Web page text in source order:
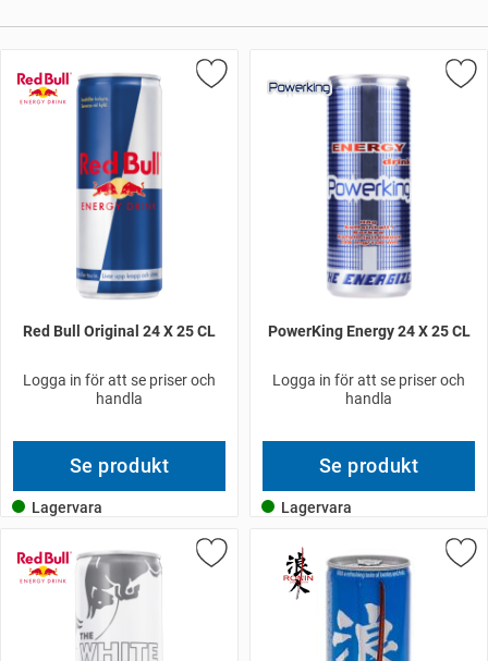
Red Bull Original 24 X 25 CL
Logga in för att se priser och
handla
Se produkt
Lagervara
PowerKing Energy 24 X 25 CL
Logga in för att se priser och
handla
Se produkt
Lagervara